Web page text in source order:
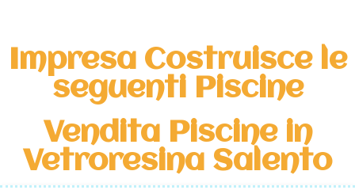
Impresa Costruisce le
seguenti Piscine
Vendita Piscine in
Vetroresina Salento